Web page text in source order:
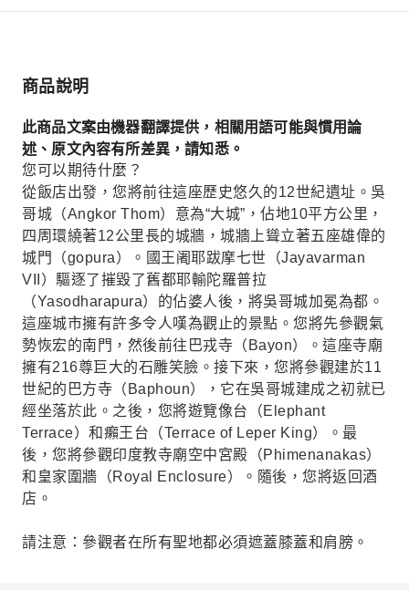
商品說明
此商品文案由機器翻譯提供，相關用語可能與慣用論
述、原文內容有所差異，請知悉。
您可以期待什麼？
從飯店出發，您將前往這座歷史悠久的12世紀遺址。吳
哥城（Angkor Thom）意為“大城”，佔地10平方公里，
四周環繞著12公里長的城牆，城牆上聳立著五座雄偉的
城門（gopura）。國王阇耶跋摩七世（Jayavarman
VII）驅逐了摧毀了舊都耶輸陀羅普拉
（Yasodharapura）的佔婆人後，將吳哥城加冕為都。
這座城市擁有許多令人嘆為觀止的景點。您將先參觀氣
勢恢宏的南門，然後前往巴戎寺（Bayon）。這座寺廟
擁有216尊巨大的石雕笑臉。接下來，您將參觀建於11
世紀的巴方寺（Baphoun），它在吳哥城建成之初就已
經坐落於此。之後，您將遊覽像台（Elephant
Terrace）和癩王台（Terrace of Leper King）。最
後，您將參觀印度教寺廟空中宮殿（Phimenanakas）
和皇家圍牆（Royal Enclosure）。隨後，您將返回酒
店。
請注意：參觀者在所有聖地都必須遮蓋膝蓋和肩膀。